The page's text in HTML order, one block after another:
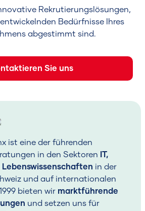
Rekrutierungslösungen,
Bedürfnisse Ihres
abgestimmt sind.
Sie uns
ist eine der führenden
in den Sektoren IT,
Lebenswissenschaften in der
und auf internationalen
bieten wir marktführende
und setzen uns für